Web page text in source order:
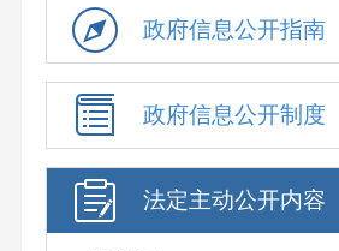
政府信息公开指南
政府信息公开制度
法定主动公开内容